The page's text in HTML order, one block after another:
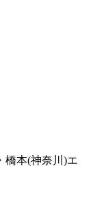
橋本(神奈川)エ